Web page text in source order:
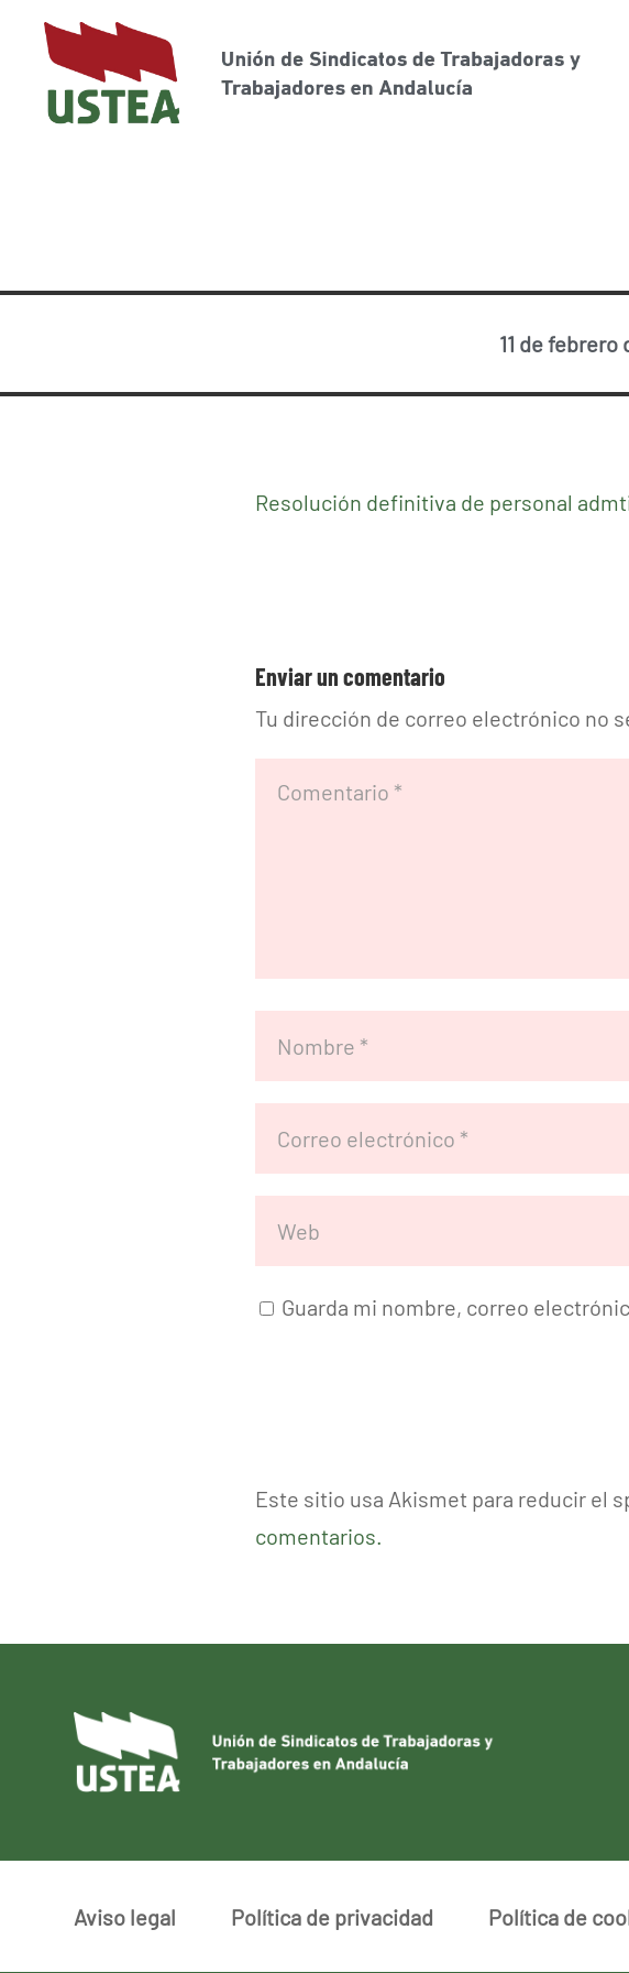
11 de febrero
Resolución definitiva de personal
Enviar un comentario
Tu dirección de correo electrónico no
Guarda mi nombre, correo
Este sitio usa Akismet para reducir el
comentarios.
Aviso legal Política de privacidad Política de